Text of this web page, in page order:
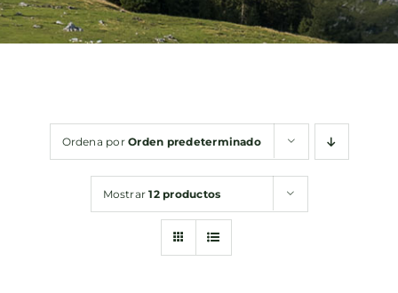
Bebidas
Ordena porOrden predeterminado
Mostrar12 productos